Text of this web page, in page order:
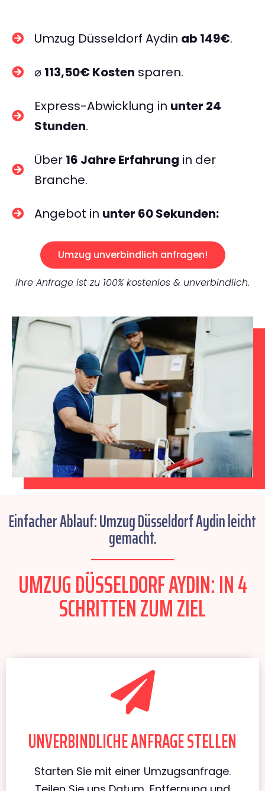
Umzug Düsseldorf Aydin ab 149€.
⌀ 113,50€ Kosten sparen.
Express-Abwicklung in unter 24
Stunden.
Über 16 Jahre Erfahrung in der
Branche.
Angebot in unter 60 Sekunden:
Umzug unverbindlich anfragen!
Ihre Anfrage ist zu 100% kostenlos & unverbindlich.
Einfacher Ablauf: Umzug Düsseldorf Aydin leicht
gemacht.
UMZUG DÜSSELDORF AYDIN: IN 4
SCHRITTEN ZUM ZIEL
UNVERBINDLICHE ANFRAGE STELLEN
Starten Sie mit einer Umzugsanfrage.